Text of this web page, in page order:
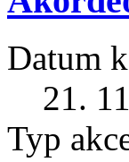
Datum
21.
Typ